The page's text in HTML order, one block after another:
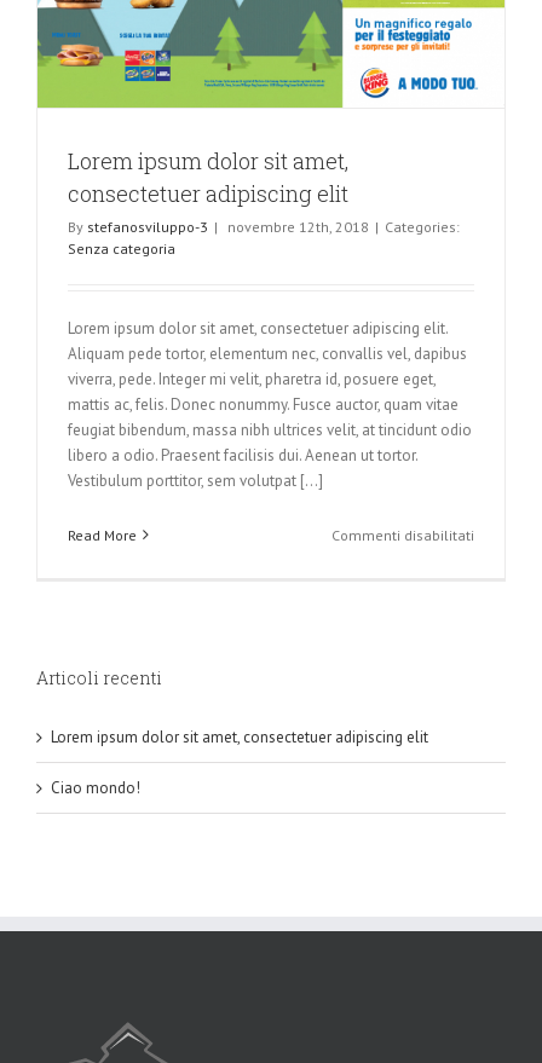
Lorem ipsum dolor sit amet,
consectetuer adipiscing elit
By stefanosviluppo-3 | novembre 12th, 2018 | Categories:
Senza categoria
Lorem ipsum dolor sit amet, consectetuer adipiscing elit.
Aliquam pede tortor, elementum nec, convallis vel, dapibus
viverra, pede. Integer mi velit, pharetra id, posuere eget,
mattis ac, felis. Donec nonummy. Fusce auctor, quam vitae
feugiat bibendum, massa nibh ultrices velit, at tincidunt odio
libero a odio. Praesent facilisis dui. Aenean ut tortor.
Vestibulum porttitor, sem volutpat [...]
Read More Commenti disabilitati
Articoli recenti
Lorem ipsum dolor sit amet, consectetuer adipiscing elit
Ciao mondo!